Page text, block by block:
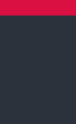
e